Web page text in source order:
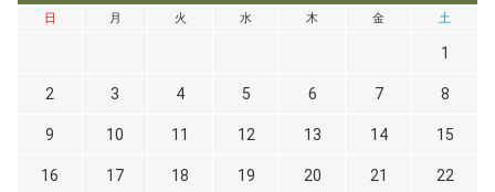
日 月 火 水 木 金 土
1
2 3 4 5 6 7 8
9 10 11 12 13 14 15
16 17 18 19 20 21 22